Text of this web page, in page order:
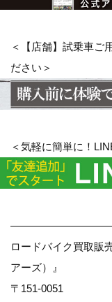
＜【店舗】試乗車ご
ださい＞
＜気軽に簡単に！
ロードバイク買取販
アーズ）』
〒151-0051